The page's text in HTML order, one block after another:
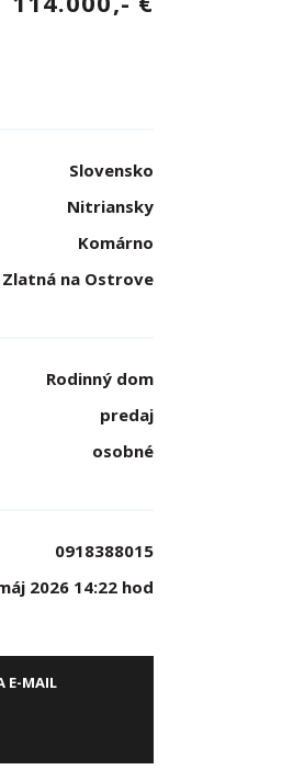
Slovensko
Nitriansky
Komárno
Zlatná na Ostrove
Rodinný dom
predaj
osobné
0918388015
2026 14:22 hod
E-MAIL